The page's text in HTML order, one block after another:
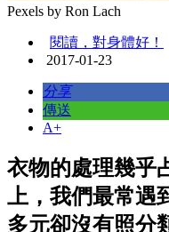
Pexels by Ron Lach
閱讀，對身體好！
2017-01-23
分享
傳送
A+
衣物的處理幾乎
上，我們最常遇
多元卻沒有照分